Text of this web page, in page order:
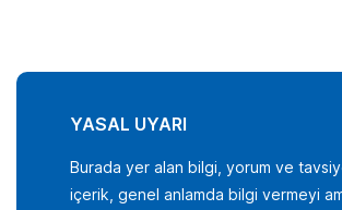
YASAL UYARI
Burada yer alan bilgi, yorum ve
içerik, genel anlamda bilgi vermeyi